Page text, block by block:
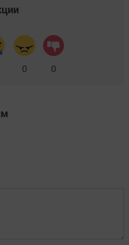
0 0